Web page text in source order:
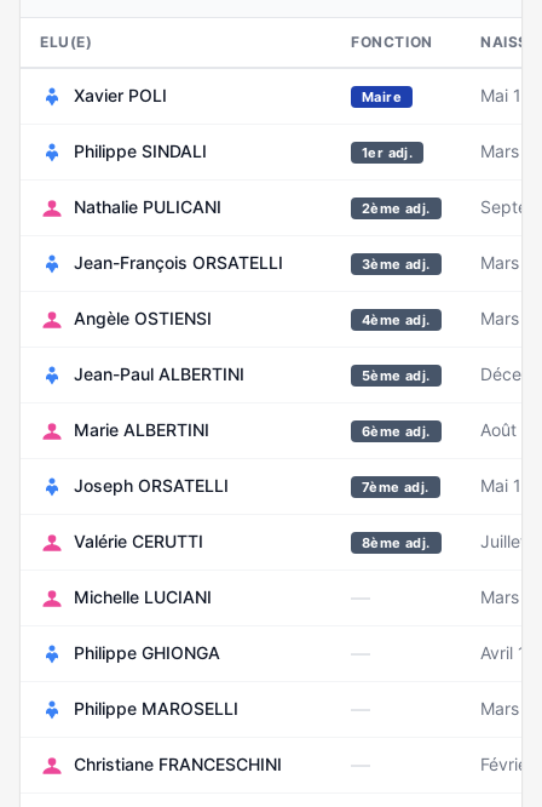
ELU(E) FONCTION
Xavier POLI Maire Mai
Philippe SINDALI 1er adj. Mars
Nathalie PULICANI 2ème adj.
Jean-François ORSATELLI 3ème adj. Mars
Angèle OSTIENSI 4ème adj. Mars
Jean-Paul ALBERTINI 5ème adj.
Marie ALBERTINI 6ème adj. Août
Joseph ORSATELLI 7ème adj. Mai
Valérie CERUTTI 8ème adj. Juillet
Michelle LUCIANI — Mars
Philippe GHIONGA — Avril
Philippe MAROSELLI — Mars
Christiane FRANCESCHINI — Février